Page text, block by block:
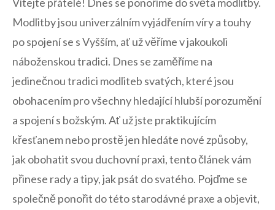
Modlitby jsou univerzálním vyjádřením víry ​a ‌touhy
po spojení se s Vyšším,‌ ať už věříme v jakoukoli
náboženskou tradici. Dnes⁣ se zaměříme​ na
jedinečnou tradici modliteb svatých, které jsou
obohacením pro všechny hledající ‍hlubší porozumění⁢
a ​spojení s božským.​ Ať už ⁤jste praktikujícím
křesťanem ​nebo prostě ⁣jen hledáte⁤ nové způsoby,
jak obohatit svou duchovní praxi, ⁣tento článek vám
přinese rady ⁣a tipy, jak psát do svatého. Pojďme⁢ se
společně ponořit do⁣ této starodávné praxe a objevit,